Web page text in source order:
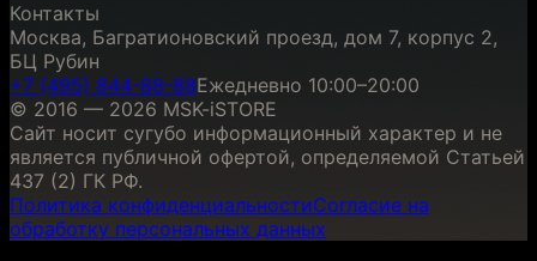
Контакты
Москва, Багратионовский проезд, дом 7, корпус 2,
БЦ Рубин
+7 (495) 844-88-88Ежедневно 10:00–20:00
© 2016 — 2026 MSK-iSTORE
Сайт носит сугубо информационный характер и не
является публичной офертой, определяемой Статьей
437 (2) ГК РФ.
Политика конфиденциальностиСогласие на
обработку персональных данных